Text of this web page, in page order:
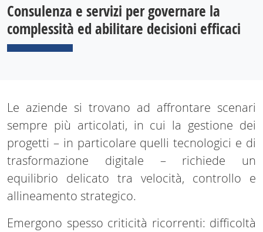
Consulenza e servizi per governare la
complessità ed abilitare decisioni efficaci
Le aziende si trovano ad affrontare scenari
sempre più articolati, in cui la gestione dei
progetti – in particolare quelli tecnologici e di
trasformazione digitale – richiede un
equilibrio delicato tra velocità, controllo e
allineamento strategico.
Emergono spesso criticità ricorrenti: difficoltà